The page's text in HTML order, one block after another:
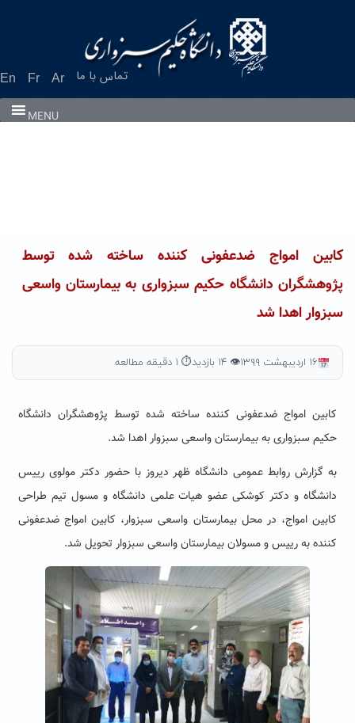
En Fr Ar تماس با ما
MENU
کابین امواج ضدعفونی کننده ساخته شده توسط
پژوهشگران دانشگاه حکیم سبزواری به بیمارستان واسعی
سبزوار اهدا شد
۱۶ اردیبهشت ۱۳۹۹ 👁 ۱۴ بازدید ⏱ ۱ دقیقه مطالعه
کابین امواج ضدعفونی کننده ساخته شده توسط پژوهشگران دانشگاه
حکیم سبزواری به بیمارستان واسعی سبزوار اهدا شد.
به گزارش روابط عمومی دانشگاه ظهر دیروز با حضور دکتر مولوی رییس
دانشگاه و دکتر کوشکی عضو هیات علمی دانشگاه و مسول تیم طراحی
کابین امواج، در محل بیمارستان واسعی سبزوار، کابین امواج ضدعفونی
کننده به رییس و مسولان بیمارستان واسعی سبزوار تحویل شد.